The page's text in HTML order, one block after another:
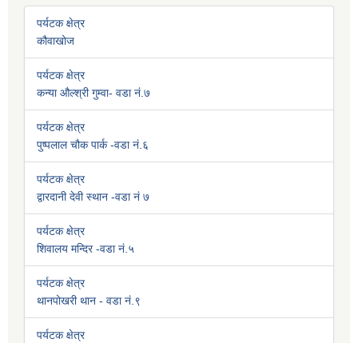
पर्यटक क्षेत्र
कौवाखोज
पर्यटक क्षेत्र
कन्या औल्श्री गुम्वा- वडा नं.७
पर्यटक क्षेत्र
पुष्पलाल चौक पार्क -वडा नं.६
पर्यटक क्षेत्र
द्वारदानी देवी स्थान -वडा नं ७
पर्यटक क्षेत्र
शिवालय मन्दिर -वडा नं.५
पर्यटक क्षेत्र
थानपोखरी थान - वडा नं.९
पर्यटक क्षेत्र